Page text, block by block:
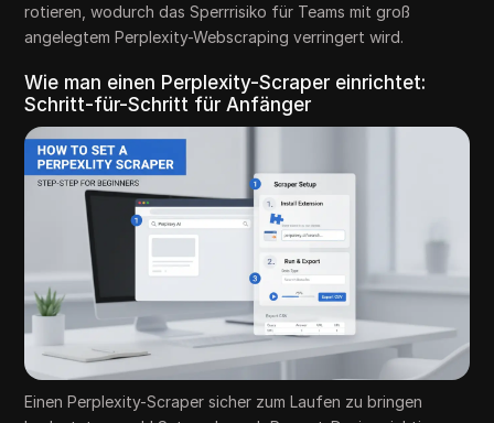
rotieren, wodurch das Sperrrisiko für Teams mit groß
angelegtem Perplexity-Webscraping verringert wird.
Wie man einen Perplexity-Scraper einrichtet:
Schritt-für-Schritt für Anfänger
Einen Perplexity-Scraper sicher zum Laufen zu bringen